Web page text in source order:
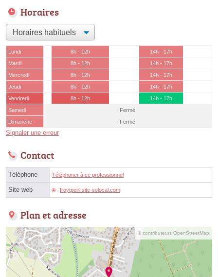
Horaires
Lundi 8h - 12h
14h - 17h
Mardi
8h - 12h
14h - 17h
Mercredi
8h - 12h
14h - 17h
Jeudi
8h - 12h
14h - 17h
Vendredi
8h - 12h
14h - 17h
Samedi
Fermé
Dimanche
Fermé
Signaler une erreur
Contact
Téléphone Téléphoner à ce professionnel
Site web froytpeirl.site-solocal.com
Plan et adresse
© contributeurs OpenStreetMap